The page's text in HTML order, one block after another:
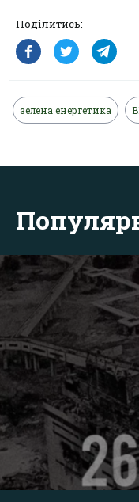
Поділитись:
зелена енергетика